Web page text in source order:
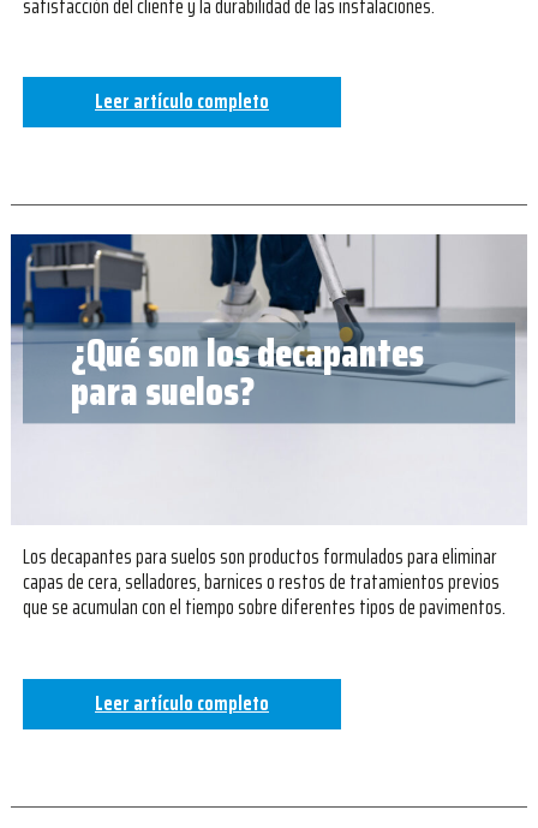
satisfacción del cliente y la durabilidad de las instalaciones.
Leer artículo completo
¿Qué son los decapantes
para suelos?
Los decapantes para suelos son productos formulados para eliminar
capas de cera, selladores, barnices o restos de tratamientos previos
que se acumulan con el tiempo sobre diferentes tipos de pavimentos.
Leer artículo completo